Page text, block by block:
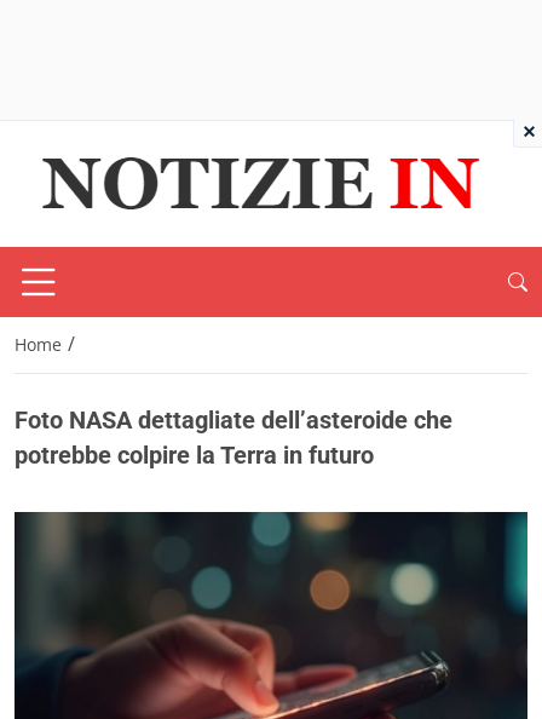
Home /
Foto NASA dettagliate dell’asteroide che
potrebbe colpire la Terra in futuro
×